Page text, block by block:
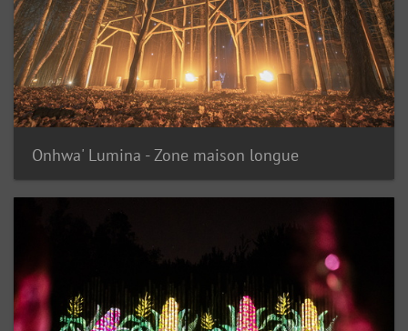
Onhwa' Lumina - Zone maison longue